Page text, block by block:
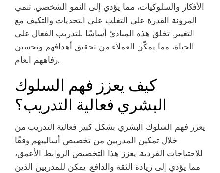
الأفكار والسلوكيات، مما يؤدي إلى النمو الشخصي. تنمي
المرونة القدرة على التغلب على التحديات والتكيف مع
التغيير. تخلق هذه المبادئ أساسًا للتدريب الفعال على
الحياة، مما يمكّن العملاء من تحقيق أهدافهم وتحسين
رفاههم العام.
كيف يعزز فهم السلوك
البشري فعالية التدريب؟
يعزز فهم السلوك البشري بشكل كبير فعالية التدريب من
خلال تمكين المدربين من تخصيص أساليبهم وفقًا
للاحتياجات الفردية. يعزز هذا التخصيص الروابط الأعمق،
مما يؤدي إلى زيادة الثقة والدافع. يمكن للمدربين الذين